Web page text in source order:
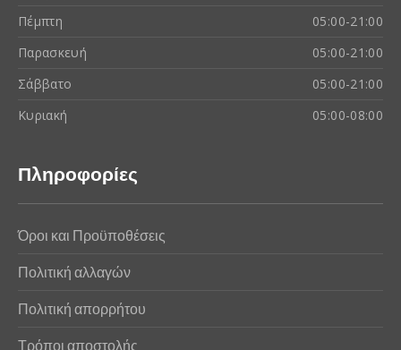
Πέμπτη
05:00-21:00
Παρασκευή
05:00-21:00
Σάββατο
05:00-21:00
Κυριακή
05:00-08:00
Πληροφορίες
Όροι και Προϋποθέσεις
Πολιτική αλλαγών
Πολιτική απορρήτου
Τρόποι αποστολής